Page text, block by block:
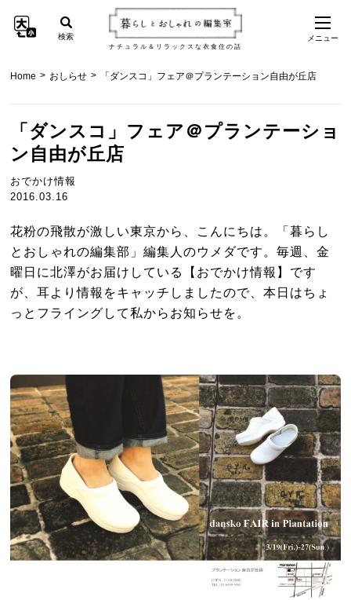
ナチュラル＆リラックスな衣食住の話
検索 メニュー
Home > おしらせ > 「ダンスコ」フェア＠プランテーション自由が丘店
「ダンスコ」フェア＠プランテーショ
ン自由が丘店
おでかけ情報
2016.03.16
花粉の飛散が激しい東京から、こんにちは。「暮らし
とおしゃれの編集部」編集人のウメダです。毎週、金
曜日に北澤がお届けしている【おでかけ情報】です
が、耳より情報をキャッチしましたので、本日はちょ
っとフライングして私からお知らせを。